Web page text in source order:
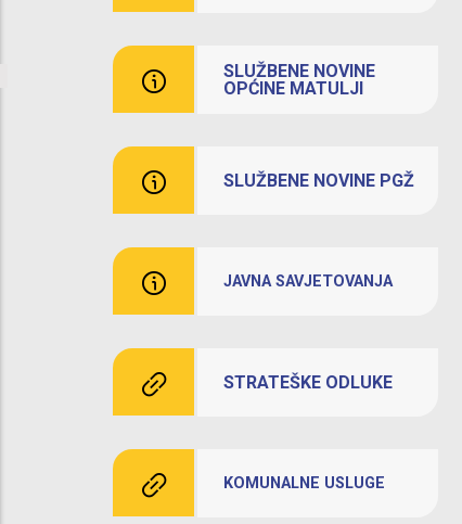
SLUŽBENE NOVINE
OPĆINE MATULJI
SLUŽBENE NOVINE PGŽ
JAVNA SAVJETOVANJA
STRATEŠKE ODLUKE
KOMUNALNE USLUGE